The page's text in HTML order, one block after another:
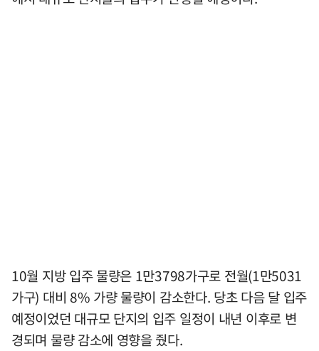
10월 지방 입주 물량은 1만3798가구로 전월(1만5031
가구) 대비 8% 가량 물량이 감소한다. 당초 다음 달 입주
예정이었던 대규모 단지의 입주 일정이 내년 이후로 변
경되며 물량 감소에 영향을 줬다.